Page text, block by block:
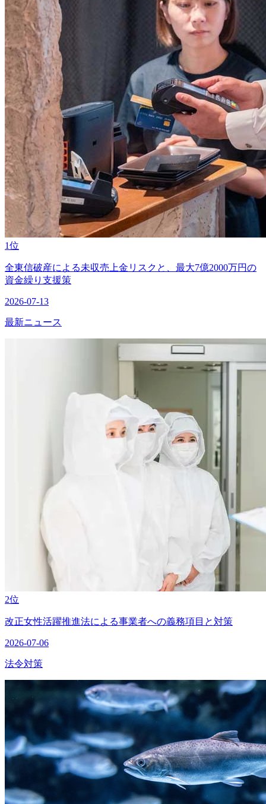
1位
全東信破産による未収売上金リスクと、最大7億2000万円の
資金繰り支援策
2026-07-13
最新ニュース
2位
改正女性活躍推進法による事業者への義務項目と対策
2026-07-06
法令対策